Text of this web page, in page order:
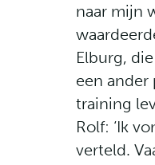
naar mijn
Elburg,
een
training
Rolf: ‘Ik
verteld.